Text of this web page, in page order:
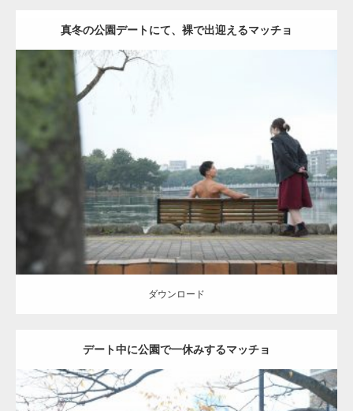
真冬の公園デートにて、裸で出迎えるマッチョ
公園のマッチョ AKIHITO(細マッチョ) 背中
ダウンロード
ダウンロード
デート中に公園で一休みするマッチョ